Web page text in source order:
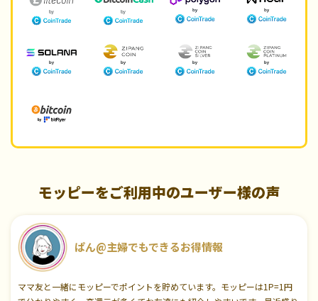
モッピーをご利用中のユーザー様の声
ぱん@主婦でもできるお得情報
ママ友と一緒にモッピーでポイントを貯めています。モッピーは1P=1円